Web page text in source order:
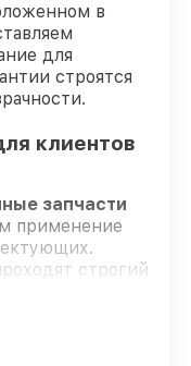
в
для
строятся
клиентов
запчасти
применение
строгий